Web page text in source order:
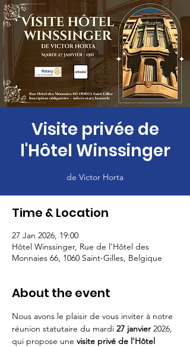
Visite privée de
l'Hôtel Winssinger
de Victor Horta
Time & Location
27 Jan 2026, 19:00
Hôtel Winssinger, Rue de l'Hôtel des
Monnaies 66, 1060 Saint-Gilles, Belgique
About the event
Nous avons le plaisir de vous inviter à notre
réunion statutaire du mardi 27 janvier 2026,
qui propose une visite privé de l'Hôtel